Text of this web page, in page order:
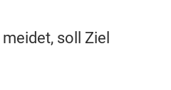
soll Ziel